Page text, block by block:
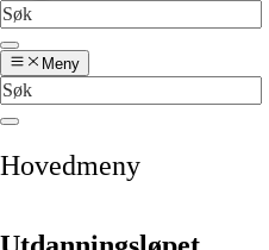
Meny
Hovedmeny